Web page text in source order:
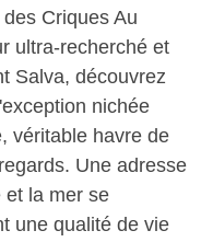
Criques Au
ultra-recherché et
Salva, découvrez
nichée
véritable havre de
Une adresse
et la mer se
une qualité de vie